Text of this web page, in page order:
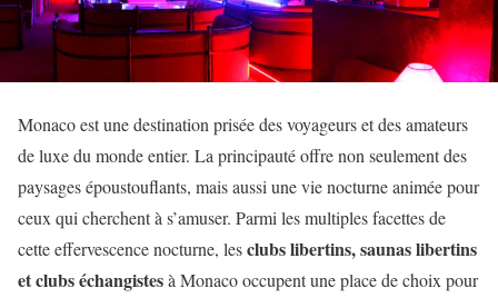
Monaco est une destination prisée des voyageurs et des amateurs
de luxe du monde entier. La principauté offre non seulement des
paysages époustouflants, mais aussi une vie nocturne animée pour
ceux qui cherchent à s’amuser. Parmi les multiples facettes de
cette effervescence nocturne, lesclubs libertins, saunas libertins
et clubs échangistesà Monaco occupent une place de choix pour